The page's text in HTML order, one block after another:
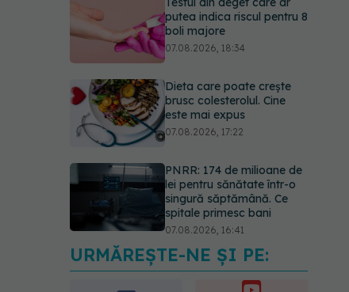
este mai expus
07.08.2026, 17:22
singură săptămână. Ce
spitale primesc bani
07.08.2026, 16:41
preferată despre vârsta
pe care o ai. Care este
"codul cromatic" al
generațiilor
07.08.2026, 21:29
EXCLUSIV Cancerele
care pot fi prevenite. Dr.
URMĂREȘTE-NE ȘI PE: